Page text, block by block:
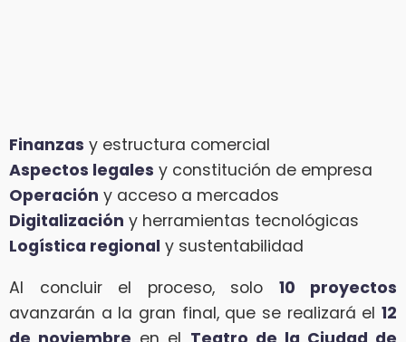
Finanzas y estructura comercial
Aspectos legales y constitución de empresa
Operación y acceso a mercados
Digitalización y herramientas tecnológicas
Logística regional y sustentabilidad
Al concluir el proceso, solo 10 proyectos
avanzarán a la gran final, que se realizará el 12